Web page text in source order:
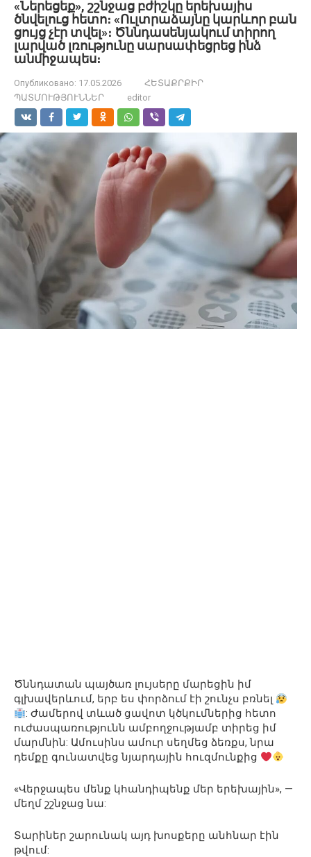
«Ներեցեք», շշնջաց բժիշկը երեխայիս
ծնվելուց հետո։ «Ուլտրաձայնը կարևոր բան
ցույց չէր տվել»։ Ծննդասենյակում տիրող
լարված լռությունը սարսափեցրեց ինձ
անմիջապես։
Опубликовано: 17.05.2026
ՀԵՏԱՔՐՔԻՐ
ՊԱՏՄՈՒԹՅՈՒՆՆԵՐ
editor
Ծննդատան պայծառ լույսերը մարեցին իմ
գլխավերևում, երբ ես փորձում էի շունչս բռնել
: Ժամերով տևած ցավոտ կծկումներից հետո
ուժասպառությունն ամբողջությամբ տիրեց իմ
մարմնին: Ամուսինս ամուր սեղմեց ձեռքս, նրա
դեմքը գունատվեց նյարդային հուզմունքից
«Վերջապես մենք կհանդիպենք մեր երեխային», —
մեղմ շշնջաց նա:
Տարիներ շարունակ այդ խոսքերը անհնար էին
թվում: